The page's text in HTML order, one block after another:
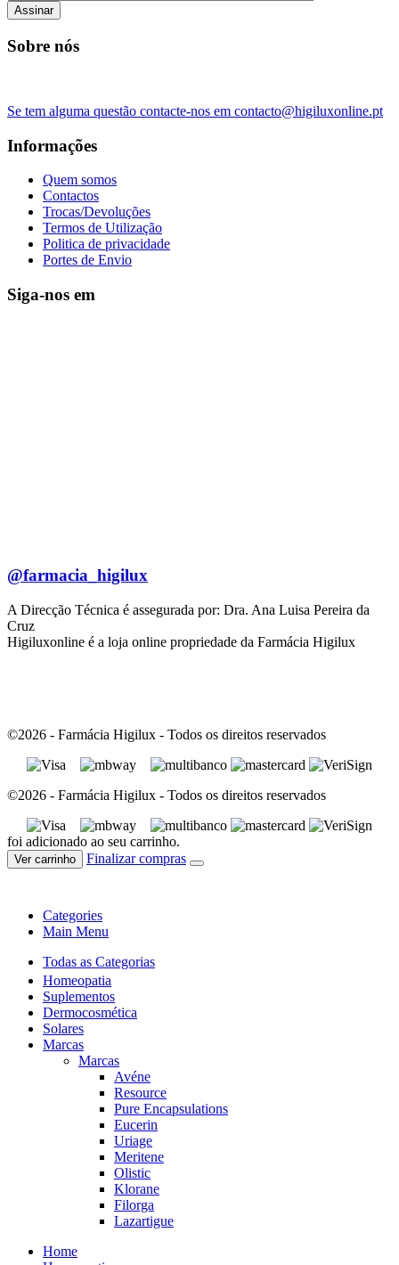
Assinar
Sobre nós
Se tem alguma questão contacte-nos em contacto@higiluxonline.pt
Informações
Quem somos
Contactos
Trocas/Devoluções
Termos de Utilização
Politica de privacidade
Portes de Envio
Siga-nos em
@farmacia_higilux
A Direcção Técnica é assegurada por: Dra. Ana Luisa Pereira da
Cruz
Higiluxonline é a loja online propriedade da Farmácia Higilux
©2026 - Farmácia Higilux - Todos os direitos reservados
©2026 - Farmácia Higilux - Todos os direitos reservados
foi adicionado ao seu carrinho.
Ver carrinho Finalizar compras
Categories
Main Menu
Todas as Categorias
Homeopatia
Suplementos
Dermocosmética
Solares
Marcas
Marcas
Avéne
Resource
Pure Encapsulations
Eucerin
Uriage
Meritene
Olistic
Klorane
Filorga
Lazartigue
Home